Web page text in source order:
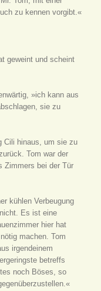
zu kennen vorgibt.«
geweint und scheint
»ich kann aus
sie zu
Cili hinaus, um sie zu
Tom war der
Zimmers bei der Tür
kühlen Verbeugung
Es ist eine
hier hat
machen. Tom
irgendeinem
betreffs
noch Böses, so